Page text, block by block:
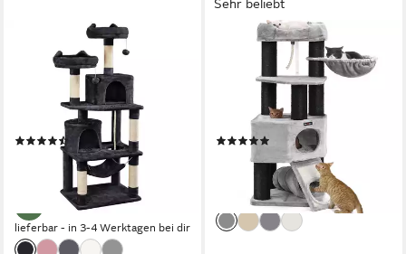
Kratzbaum 158/181 cm (H),
Katzenbaum Kletterbaum 2
Aussichtsplattformen & 2
Höhlen & Hängematte
(70)
UVP109,99 €
lieferbar - in 3-4 Werktagen bei dir
Sehr beliebt
FEANDREA
Kratzbaum 141 / 160/186 cm
(H), Katzenbaum, für große
katzen, 13 dicken Säulen (11
cm d), stabil, Kippschutz
(843)
ab 90,89 € UVP139,99 €
lieferbar - in 4-5 Werktagen bei dir